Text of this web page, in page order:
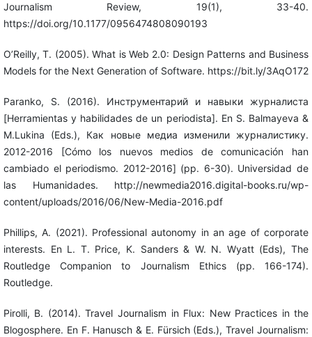
Journalism Review, 19(1), 33-40.
https://doi.org/10.1177/0956474808090193
O’Reilly, T. (2005). What is Web 2.0: Design Patterns and Business
Models for the Next Generation of Software. https://bit.ly/3AqO172
Paranko, S. (2016). Инструментарий и навыки журналиста
[Herramientas y habilidades de un periodista]. En S. Balmayeva &
M.Lukina (Eds.), Как новые медиа изменили журналистику.
2012-2016 [Cómo los nuevos medios de comunicación han
cambiado el periodismo. 2012-2016] (pp. 6-30). Universidad de
las Humanidades. http://newmedia2016.digital-books.ru/wp-
content/uploads/2016/06/New-Media-2016.pdf
Phillips, A. (2021). Professional autonomy in an age of corporate
interests. En L. T. Price, K. Sanders & W. N. Wyatt (Eds), The
Routledge Companion to Journalism Ethics (pp. 166-174).
Routledge.
Pirolli, B. (2014). Travel Journalism in Flux: New Practices in the
Blogosphere. En F. Hanusch & E. Fürsich (Eds.), Travel Journalism: